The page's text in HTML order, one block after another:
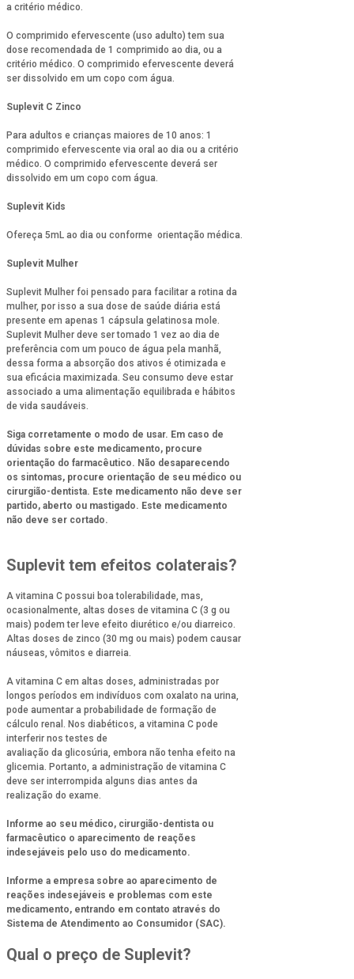
a critério médico.
O comprimido efervescente (uso adulto) tem sua
dose recomendada de 1 comprimido ao dia, ou a
critério médico. O comprimido efervescente deverá
ser dissolvido em um copo com água.
Suplevit C Zinco
Para adultos e crianças maiores de 10 anos: 1
comprimido efervescente via oral ao dia ou a critério
médico. O comprimido efervescente deverá ser
dissolvido em um copo com água.
Suplevit Kids
Ofereça 5mL ao dia ou conforme orientação médica.
Suplevit Mulher
Suplevit Mulher foi pensado para facilitar a rotina da
mulher, por isso a sua dose de saúde diária está
presente em apenas 1 cápsula gelatinosa mole.
Suplevit Mulher deve ser tomado 1 vez ao dia de
preferência com um pouco de água pela manhã,
dessa forma a absorção dos ativos é otimizada e
sua eficácia maximizada. Seu consumo deve estar
associado a uma alimentação equilibrada e hábitos
de vida saudáveis.
Siga corretamente o modo de usar. Em caso de
dúvidas sobre este medicamento, procure
orientação do farmacêutico. Não desaparecendo
os sintomas, procure orientação de seu médico ou
cirurgião-dentista. Este medicamento não deve ser
partido, aberto ou mastigado. Este medicamento
não deve ser cortado.
Suplevit tem efeitos colaterais?
A vitamina C possui boa tolerabilidade, mas,
ocasionalmente, altas doses de vitamina C (3 g ou
mais) podem ter leve efeito diurético e/ou diarreico.
Altas doses de zinco (30 mg ou mais) podem causar
náuseas, vômitos e diarreia.
A vitamina C em altas doses, administradas por
longos períodos em indivíduos com oxalato na urina,
pode aumentar a probabilidade de formação de
cálculo renal. Nos diabéticos, a vitamina C pode
interferir nos testes de
avaliação da glicosúria, embora não tenha efeito na
glicemia. Portanto, a administração de vitamina C
deve ser interrompida alguns dias antes da
realização do exame.
Informe ao seu médico, cirurgião-dentista ou
farmacêutico o aparecimento de reações
indesejáveis pelo uso do medicamento.
Informe a empresa sobre ao aparecimento de
reações indesejáveis e problemas com este
medicamento, entrando em contato através do
Sistema de Atendimento ao Consumidor (SAC).
Qual o preço de Suplevit?